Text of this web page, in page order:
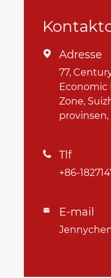
 Adresse
77,
Zone,
provinsen,
 Tlf
+86-
 E-mail